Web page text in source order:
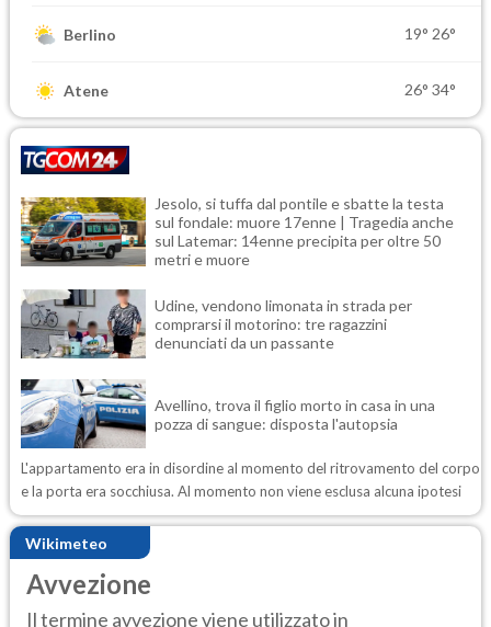
Berlino 19° 26°
Atene 26° 34°
Jesolo, si tuffa dal pontile e sbatte la testa
sul fondale: muore 17enne | Tragedia anche
sul Latemar: 14enne precipita per oltre 50
metri e muore
Udine, vendono limonata in strada per
comprarsi il motorino: tre ragazzini
denunciati da un passante
Avellino, trova il figlio morto in casa in una
pozza di sangue: disposta l'autopsia
L'appartamento era in disordine al momento del ritrovamento del corpo
e la porta era socchiusa. Al momento non viene esclusa alcuna ipotesi
Wikimeteo
Avvezione
Il termine avvezione viene utilizzato in